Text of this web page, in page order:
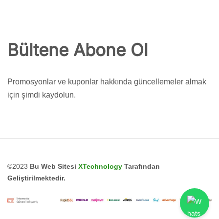
Bültene Abone Ol
Promosyonlar ve kuponlar hakkında güncellemeler almak
için şimdi kaydolun.
©2023 Bu Web Sitesi XTechnology Tarafından
Geliştirilmektedir.